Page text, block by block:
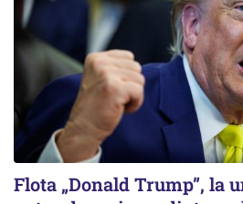
Flota „Donald Trump”, la